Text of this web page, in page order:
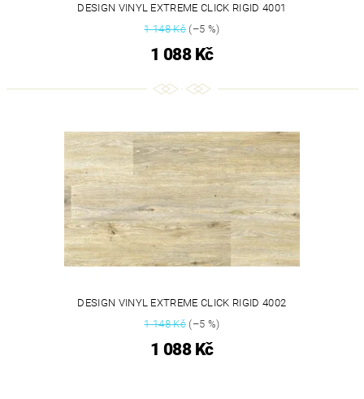
DESIGN VINYL EXTREME CLICK RIGID 4001
1 148 Kč(–5 %)
1 088 Kč
DESIGN VINYL EXTREME CLICK RIGID 4002
1 148 Kč(–5 %)
1 088 Kč